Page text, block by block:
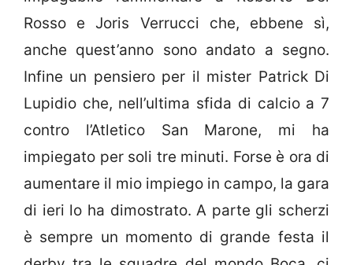
Rosso e Joris Verrucci che, ebbene sì,
anche quest’anno sono andato a segno.
Infine un pensiero per il mister Patrick Di
Lupidio che, nell’ultima sfida di calcio a 7
contro l’Atletico San Marone, mi ha
impiegato per soli tre minuti. Forse è ora di
aumentare il mio impiego in campo, la gara
di ieri lo ha dimostrato. A parte gli scherzi
è sempre un momento di grande festa il